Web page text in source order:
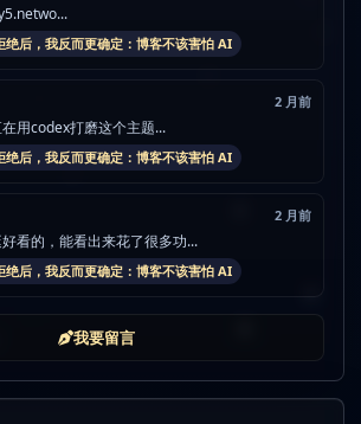
绝后，我反而更确定：博客不该害怕 AI
2 月前
用codex打磨这个主题...
绝后，我反而更确定：博客不该害怕 AI
2 月前
看的，能看出来花了很多功...
绝后，我反而更确定：博客不该害怕 AI
我要留言